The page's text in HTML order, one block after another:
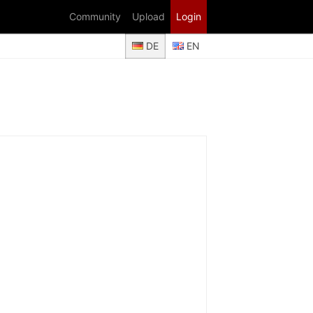
Login
Upload
Community
DE EN